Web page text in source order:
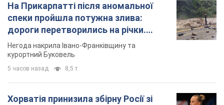
На Прикарпатті після аномальної
спеки пройшла потужна злива:
дороги перетворились на річки.
Відео
Негода накрила Івано-Франківщину та
курортний Буковель
5 часов назад 8,5 т.
Хорватія принизила збірну Росії зі